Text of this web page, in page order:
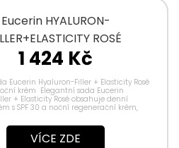
Eucerin HYALURON-
ROSÉ
Vánoce2025
1 424 Kč
Eucerin Hyaluron-Filler + Elasticity Rosé
krém Elegantní sada Eucerin
+ Elasticity Rosé obsahuje denní
s SPF 30 a noční regenerační krém,
VÍCE ZDE